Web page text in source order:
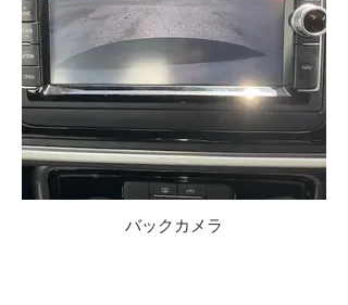
バックカメラ